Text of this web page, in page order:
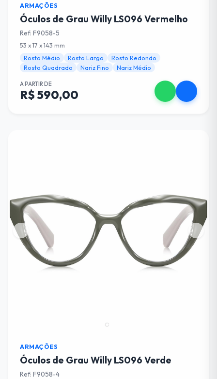
ARMAÇÕES
Óculos de Grau Willy LS096 Vermelho
Ref: F9058-5
53 x 17 x 143 mm
Rosto Médio
Rosto Largo
Rosto Redondo
Rosto Quadrado
Nariz Fino Nariz Médio
A PARTIR DE
R$ 590,00
ARMAÇÕES
Óculos de Grau Willy LS096 Verde
Ref: F9058-4